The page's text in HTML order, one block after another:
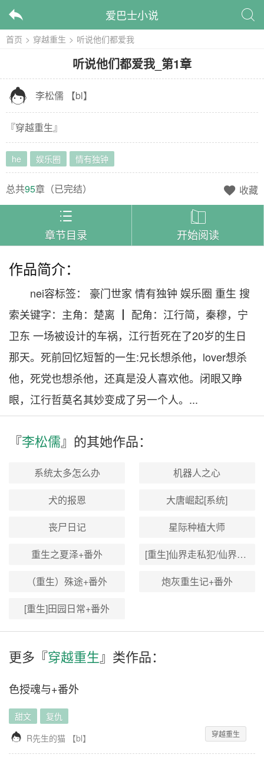
 爱巴士小说 
首页 > 穿越重生 > 听说他们都爱我
听说他们都爱我 第1章
 李松儒 【bl】
『穿越重生』
he 娱乐圈 情有独钟
总共95章（已完结）  收藏

章节目录

开始阅读
作品简介：
nei容标签： 豪门世家 情有独钟 娱乐圈 重生 搜
索关键字：主角：楚离 ┃ 配角：江行简，秦穆，宁
卫东 一场被设计的车祸，江行哲死在了20岁的生日
那天。死前回忆短暂的一生:兄长想杀他，lover想杀
他，死党也想杀他，还真是没人喜欢他。闭眼又睁
眼，江行哲莫名其妙变成了另一个人。...
『李松儒』的其她作品：
系统太多怎么办
机器人之心
犬的报恩
大唐崛起[系统]
丧尸日记
星际种植大师
重生之夏泽+番外
[重生]仙界走私犯/仙界贸易商人+番外
（重生）殊途+番外
炮灰重生记+番外
[重生]田园日常+番外
更多『穿越重生 』类作品：
色授魂与+番外
甜文 复仇
 R先生的猫 【bl】 穿越重生